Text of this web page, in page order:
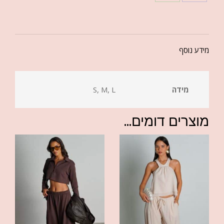
מידע נוסף
מידה S, M, L
מוצרים דומים...